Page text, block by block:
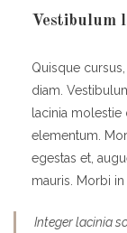
Vestibulum
Quisque
diam.
lacinia
elementum.
egestas et,
mauris. Morbi
Integer lacinia